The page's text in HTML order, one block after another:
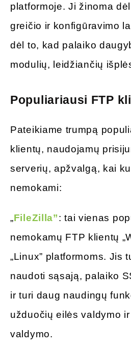
platformoje. Ji žinoma
greičio ir konfigūravimo
dėl to, kad palaiko
modulių, leidžiančių
Populiariausi FTP
Pateikiame trumpą
klientų, naudojamų
serverių, apžvalgą, kai
nemokami:
„FileZilla”: tai vienas
nemokamų FTP klientų
„Linux” platformoms. Jis
naudoti sąsają, palaiko
ir turi daug naudingų
užduočių eilės valdymo
valdymo.